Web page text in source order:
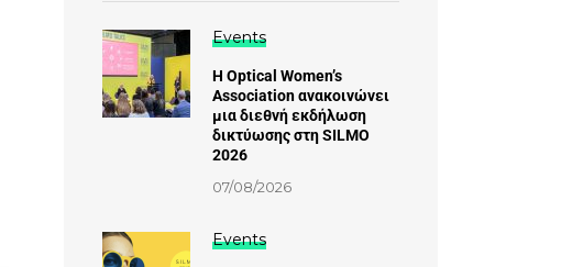
Events
Η Optical Women’s
Association ανακοινώνει
μια διεθνή εκδήλωση
δικτύωσης στη SILMO
2026
07/08/2026
Events